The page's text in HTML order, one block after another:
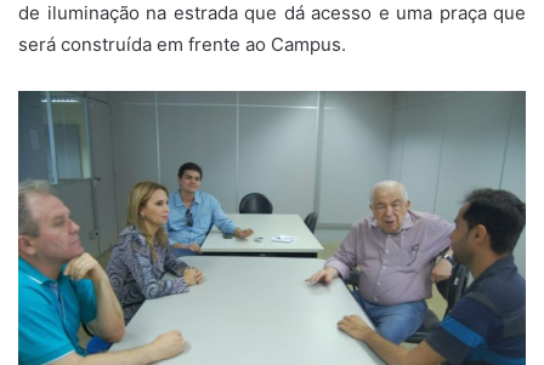
de iluminação na estrada que dá acesso e uma praça que
será construída em frente ao Campus.